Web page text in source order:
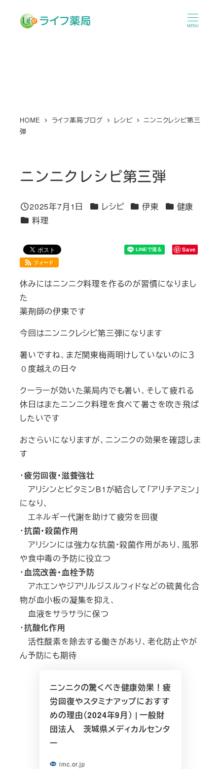
MENU
HOME ライフ薬局ブログ レシピ
ニンニクレシピ第三
弾
ニンニクレシピ第三弾
投稿日
2025年7月1日 カテゴリー
レシピ カテゴリー
伊東 カテゴリー
健康
カテゴリー
料理
Save
フィード
休みにはニンニク料理を作るのが習慣になりまし
た
薬剤師の伊東です
今回はニンニクレシピ第三弾になります
暑いですね、まだ関東梅雨明けしていないのに３
０度越えの日々
クーラーが効いた薬局内でも暑い、そして疲れる
休日はまたニンニク料理を食べて暑さを吹き飛ば
したいです
おさらいになりますが、ニンニクの効果を確認しま
す
・疲労回復・滋養強壮
アリシンとビタミンB1が結合して「アリチアミン」
になり、
エネルギー代謝を助けて疲労を回復
・抗菌・殺菌作用
アリシンには強力な抗菌・殺菌作用があり、風邪
や食中毒の予防に役立つ
・血流改善・血栓予防
アホエンやジアリルジスルフィドなどの硫黄化合
物が血小板の凝集を抑え、
血液をサラサラに保つ
・抗酸化作用
活性酸素を除去する働きがあり、老化防止やが
ん予防にも期待
ニンニクの驚くべき健康効果！疲
労回復やスタミナアップにおすす
めの理由（2024年9月） | 一般財
団法人 茨城県メディカルセンタ
ー
imc.or.jp